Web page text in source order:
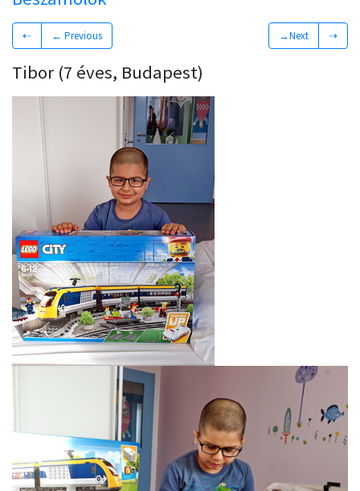
⇠ ← Previous →Next ⇢
Tibor (7 éves, Budapest)